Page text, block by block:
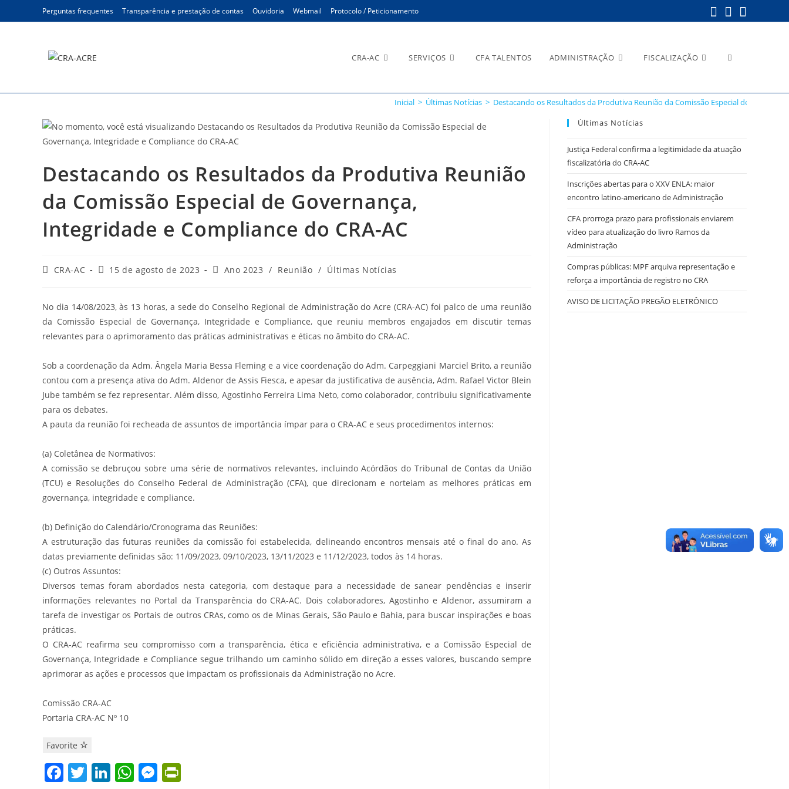
para
Perguntas frequentes Transparência e prestação de contas Ouvidoria Webmail Protocolo / Peticionamento
CRA-AC SERVIÇOS CFA TALENTOS ADMINISTRAÇÃO FISCALIZAÇÃO Alternar
Inicial > Últimas Notícias > Destacando os Resultados da Produtiva Reunião da Comissão Especial de
Destacando os Resultados da Produtiva Reunião
da Comissão Especial de Governança,
Integridade e Compliance do CRA-AC
AutorCRA-AC
Post15 de agosto de 2023
Categoria
Ano 2023 / Reunião / Últimas Notícias
No dia 14/08/2023, às 13 horas, a sede do Conselho Regional de Administração do Acre (CRA-AC) foi palco de uma reunião
da Comissão Especial de Governança, Integridade e Compliance, que reuniu membros engajados em discutir temas
relevantes para o aprimoramento das práticas administrativas e éticas no âmbito do CRA-AC.
Sob a coordenação da Adm. Ângela Maria Bessa Fleming e a vice coordenação do Adm. Carpeggiani Marciel Brito, a reunião
contou com a presença ativa do Adm. Aldenor de Assis Fiesca, e apesar da justificativa de ausência, Adm. Rafael Victor Blein
Jube também se fez representar. Além disso, Agostinho Ferreira Lima Neto, como colaborador, contribuiu significativamente
para os debates.
A pauta da reunião foi recheada de assuntos de importância ímpar para o CRA-AC e seus procedimentos internos:
(a) Coletânea de Normativos:
A comissão se debruçou sobre uma série de normativos relevantes, incluindo Acórdãos do Tribunal de Contas da União
(TCU) e Resoluções do Conselho Federal de Administração (CFA), que direcionam e norteiam as melhores práticas em
governança, integridade e compliance.
(b) Definição do Calendário/Cronograma das Reuniões:
A estruturação das futuras reuniões da comissão foi estabelecida, delineando encontros mensais até o final do ano. As
datas previamente definidas são: 11/09/2023, 09/10/2023, 13/11/2023 e 11/12/2023, todos às 14 horas.
(c) Outros Assuntos:
Diversos temas foram abordados nesta categoria, com destaque para a necessidade de sanear pendências e inserir
informações relevantes no Portal da Transparência do CRA-AC. Dois colaboradores, Agostinho e Aldenor, assumiram a
tarefa de investigar os Portais de outros CRAs, como os de Minas Gerais, São Paulo e Bahia, para buscar inspirações e boas
práticas.
O CRA-AC reafirma seu compromisso com a transparência, ética e eficiência administrativa, e a Comissão Especial de
Governança, Integridade e Compliance segue trilhando um caminho sólido em direção a esses valores, buscando sempre
aprimorar as ações e processos que impactam os profissionais da Administração no Acre.
Comissão CRA-AC
Portaria CRA-AC Nº 10
Favorite
F T Li W M
Últimas Notícias
Justiça Federal confirma a legitimidade da atuação
fiscalizatória do CRA-AC
Inscrições abertas para o XXV ENLA: maior
encontro latino-americano de Administração
CFA prorroga prazo para profissionais enviarem
vídeo para atualização do livro Ramos da
Administração
Compras públicas: MPF arquiva representação e
reforça a importância de registro no CRA
AVISO DE LICITAÇÃO PREGÃO ELETRÔNICO